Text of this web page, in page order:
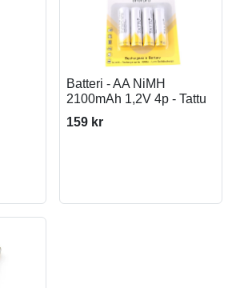
Batteri - AA NiMH
2100mAh 1,2V 4p - Tattu
159 kr